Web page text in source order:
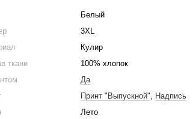
Белый
3XL
Кулир
ткани
100% хлопок
Да
Принт "Выпускной", Надпись
Лето